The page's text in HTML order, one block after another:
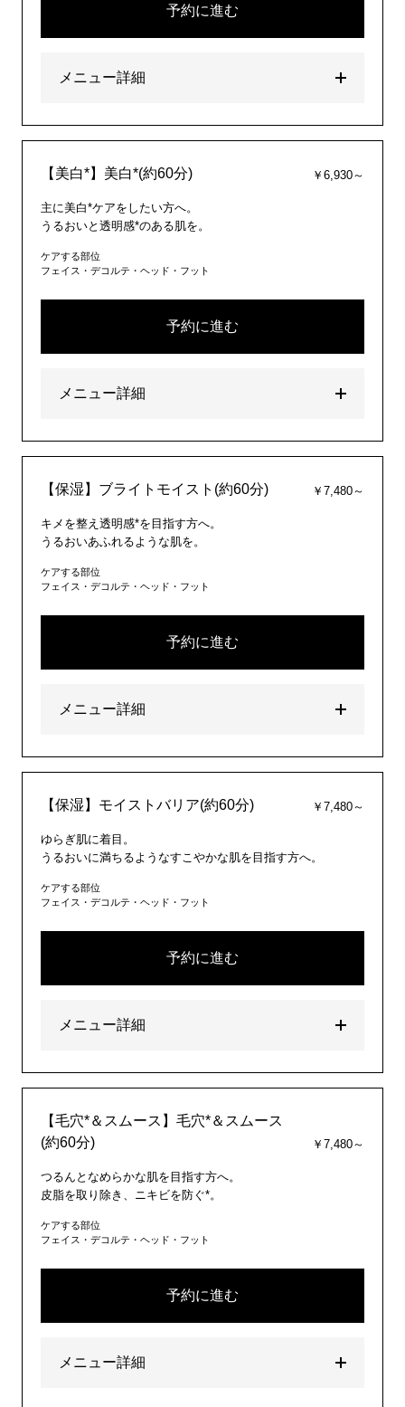
予約に進む
メニュー詳細
【美白*】美白*(約60分) ￥6,930～
主に美白*ケアをしたい方へ。
うるおいと透明感*のある肌を。
ケアする部位
フェイス・デコルテ・ヘッド・フット
予約に進む
メニュー詳細
【保湿】ブライトモイスト(約60分) ￥7,480～
キメを整え透明感*を目指す方へ。
うるおいあふれるような肌を。
ケアする部位
フェイス・デコルテ・ヘッド・フット
予約に進む
メニュー詳細
【保湿】モイストバリア(約60分) ￥7,480～
ゆらぎ肌に着目。
うるおいに満ちるようなすこやかな肌を目指す方へ。
ケアする部位
フェイス・デコルテ・ヘッド・フット
予約に進む
メニュー詳細
【毛穴*＆スムース】毛穴*＆スムース
(約60分)
￥7,480～
つるんとなめらかな肌を目指す方へ。
皮脂を取り除き、ニキビを防ぐ*。
ケアする部位
フェイス・デコルテ・ヘッド・フット
予約に進む
メニュー詳細